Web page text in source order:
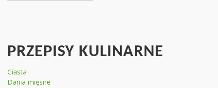
PRZEPISY KULINARNE
Ciasta
Dania mięsne